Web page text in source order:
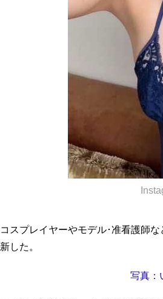
コスプレイヤーやモデル･准看護師
新した。
写真：